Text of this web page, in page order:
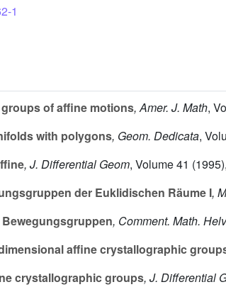
1
of affine motions, Amer. J. Math,
with polygons, Geom. Dedicata,
, J. Differential Geom, Volume 41
der Euklidischen Räume I,
, Comment. Math. Helv
affine crystallographic
crystallographic groups, J. Differential